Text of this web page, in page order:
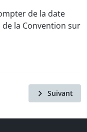
de la date
la Convention sur
Suivant